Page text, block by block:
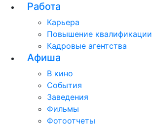
Работа
Карьера
Повышение квалификации
Кадровые агентства
Афиша
В кино
События
Заведения
Фильмы
Фотоотчеты